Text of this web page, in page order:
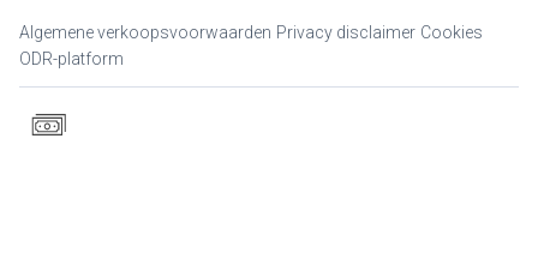
Algemene verkoopsvoorwaarden Privacy disclaimer Cookies
ODR-platform